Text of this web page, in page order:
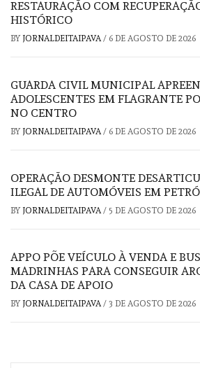
RESTAURAÇÃO COM
HISTÓRICO
BY JORNALDEITAIPAVA/ 6 DE AGOSTO DE 2026
GUARDA CIVIL MUNICIPAL
ADOLESCENTES EM FLAGRANTE
NO CENTRO
BY JORNALDEITAIPAVA/ 6 DE AGOSTO DE 2026
OPERAÇÃO DESMONTE
ILEGAL DE AUTOMÓVEIS EM
BY JORNALDEITAIPAVA/ 5 DE AGOSTO DE 2026
APPO PÕE VEÍCULO À VENDA E
MADRINHAS PARA CONSEGUIR
DA CASA DE APOIO
BY JORNALDEITAIPAVA/ 3 DE AGOSTO DE 2026